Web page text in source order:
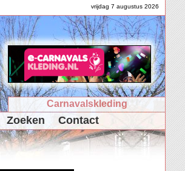
vrijdag 7 augustus 2026
Carnavalskleding
Zoeken Contact